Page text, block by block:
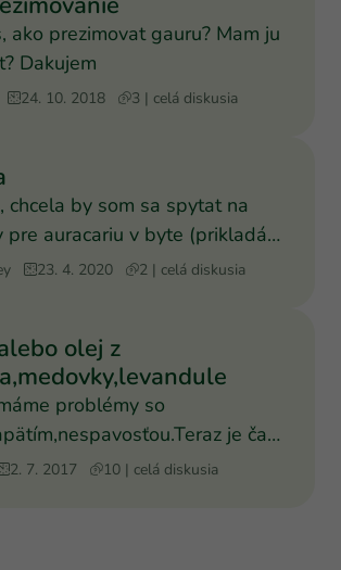
ako prezimovat gauru? Mam ju
Dakujem
24. 10. 2018 3 | celá diskusia
chcela by som sa spytat na
pre auracariu v byte (prikladám
Mame tu
23. 4. 2020 2 | celá diskusia
olej z
problémy so
je čas
tinktúru z
2. 7. 2017 10 | celá diskusia